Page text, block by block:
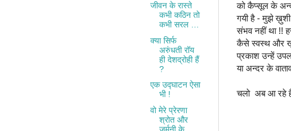
को कैप्सूल के
गयी है - मुझे
संभव नहीं था !!
कैसे स्वस्थ और
प्रकाश उन्हें
या अन्दर के
चलो अब आ रहे
जीवन के रास्ते
कभी कठिन तो
कभी सरल …
क्या सिर्फ
अरुंधती रॉय
ही देशद्रोही हैं
?
एक उद्घाटन ऐसा
भी !
वो मेरे प्रेरणा
श्रोत और
जर्मनी के